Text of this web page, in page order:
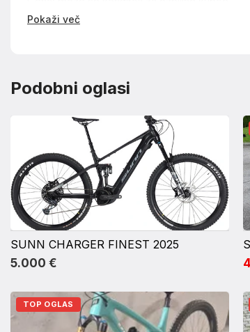
Za sve dodatne informacije ili slike, javite se na
Pokaži več
Podobni oglasi
SUNN CHARGER FINEST 2025
5.000 €
TOP OGLAS